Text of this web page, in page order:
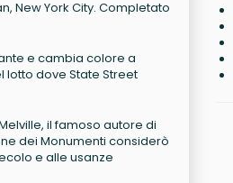
New York City. Completato
e cambia colore a
lotto dove State Street
il famoso autore di
dei Monumenti considerò
e alle usanze